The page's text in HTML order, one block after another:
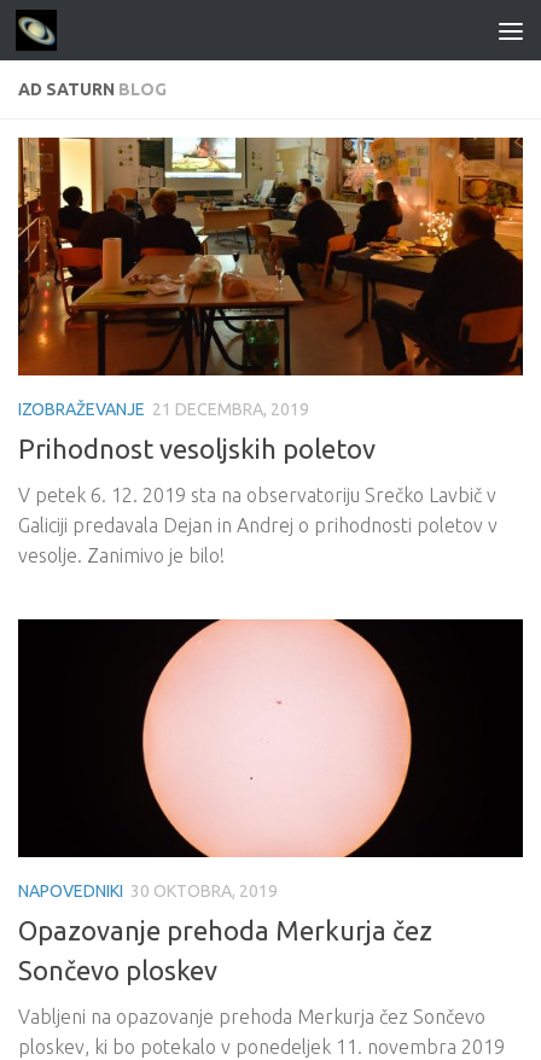
Skip to content
AD SATURN BLOG
IZOBRAŽEVANJE 21 DECEMBRA, 2019
Prihodnost vesoljskih poletov
V petek 6. 12. 2019 sta na observatoriju Srečko Lavbič v
Galiciji predavala Dejan in Andrej o prihodnosti poletov v
vesolje. Zanimivo je bilo!
NAPOVEDNIKI 30 OKTOBRA, 2019
Opazovanje prehoda Merkurja čez
Sončevo ploskev
Vabljeni na opazovanje prehoda Merkurja čez Sončevo
ploskev, ki bo potekalo v ponedeljek 11. novembra 2019